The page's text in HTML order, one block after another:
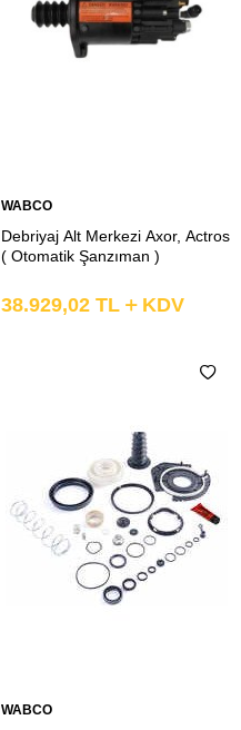
WABCO
Debriyaj Alt Merkezi Axor, Actros
( Otomatik Şanzıman )
38.929,02 TL KDV
WABCO